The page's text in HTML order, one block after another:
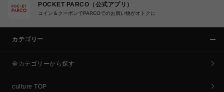
POCKET PARCO（公式アプリ）
コイン＆クーポンでPARCOでのお買い物がオトクに
カテゴリー
全カテゴリーから探す
culture TOP